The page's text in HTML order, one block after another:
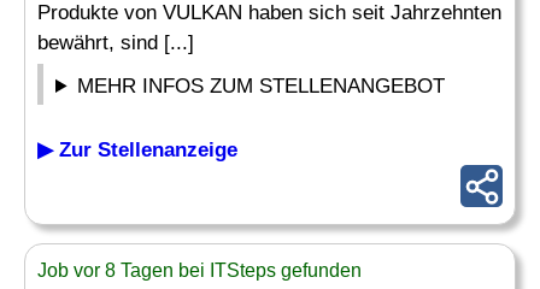
Produkte von VULKAN haben sich seit Jahrzehnten
bewährt, sind [...]
MEHR INFOS ZUM STELLENANGEBOT
▶ Zur Stellenanzeige
Job vor 8 Tagen bei ITSteps gefunden